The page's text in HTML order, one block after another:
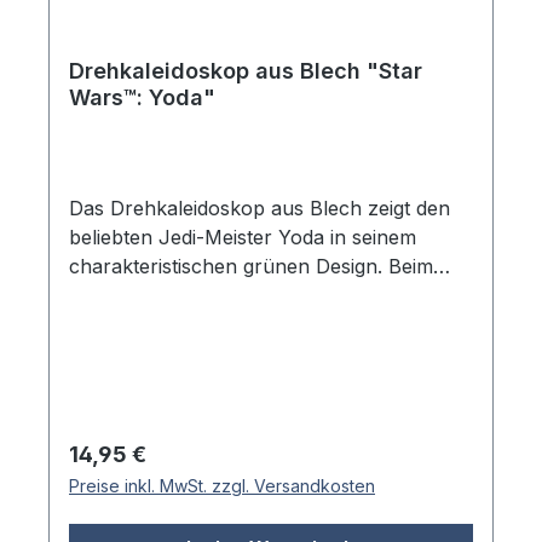
Drehkaleidoskop aus Blech "Star
Wars™: Yoda"
Das Drehkaleidoskop aus Blech zeigt den
beliebten Jedi-Meister Yoda in seinem
charakteristischen grünen Design. Beim
für Fans. Die praktische Handhabung
ermöglicht es, durch einfaches Drehen
immer neue kaleidoskopische Muster zu
erzeugen. Beim Durchschauen entstehen
Regulärer Preis:
14,95 €
Preise inkl. MwSt. zzgl. Versandkosten